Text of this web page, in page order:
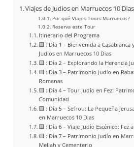
Viajes de Judios en Marruecos 10 Dias
Por qué Viajes Tours Marruecos?
Reserva este Tour
Itinerario del Programa
🟨 : Día 1 – Bienvenida a
Judios en Marruecos 10 Dias
🟨 : Día 2 – Explorando la Herencia
🟨 : Día 3 – Patrimonio Judío en
Romanas
🟨 : Día 4 – Tour Judío en Fez:
Comunidad
🟨 : Día 5 – Sefrou: La Pequeña
en Marruecos 10 Dias
🟨 : Día 6 – Viaje Judío Escénico:
🟨 : Día 7 – Patrimonio Judío en
Mellah y Cementerio